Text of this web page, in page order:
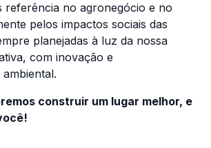
referência no agronegócio e no
pelos impactos sociais das
planejadas à luz da nossa
com inovação e
construir um lugar melhor, e